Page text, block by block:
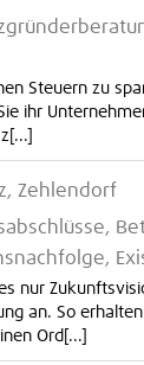
Steuern zu
ihr
Zehlendorf
nur
an. So
Ord[...]